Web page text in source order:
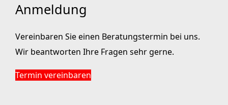
Anmeldung
Vereinbaren Sie einen Beratungstermin bei uns.
Wir beantworten Ihre Fragen sehr gerne.
Termin vereinbaren